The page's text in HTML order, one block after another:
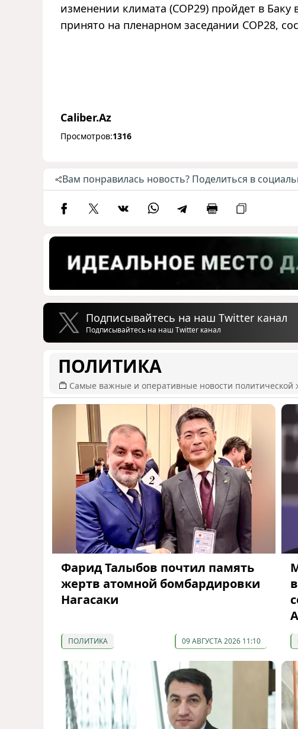
изменении климата (COP29) пройдет в
принято на пленарном заседании COP28,
Caliber.Az
Просмотров:1316
Вам понравилась новость? Поделиться в
Подписывайтесь на наш Twitter канал
Подписывайтесь на наш Twitter канал
ПОЛИТИКА
Самые важные и оперативные новости политической
Фарид Талыбов почтил память
жертв атомной бомбардировки
Нагасаки
ПОЛИТИКА 09 АВГУСТА 2026 11:10